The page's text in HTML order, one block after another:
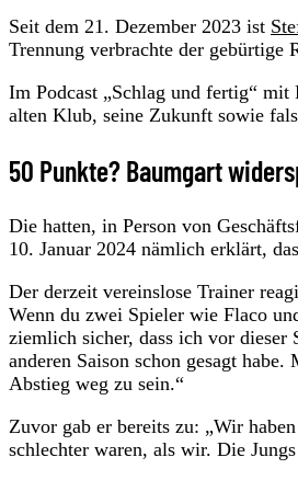
Seit dem 21. Dezember 2023 ist
Trennung verbrachte der gebürtige
Im Podcast „Schlag und fertig“ mit
alten Klub, seine Zukunft sowie
50 Punkte? Baumgart
Die hatten, in Person von
10. Januar 2024 nämlich erklärt,
Der derzeit vereinslose Trainer
Wenn du zwei Spieler wie Flaco
ziemlich sicher, dass ich vor dieser
anderen Saison schon gesagt
Abstieg weg zu sein.“
Zuvor gab er bereits zu: „Wir
schlechter waren, als wir. Die